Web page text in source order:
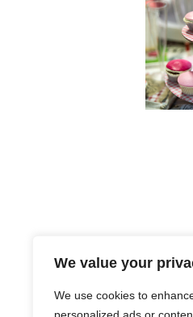
We value your
We use cookies to
personalized ads or